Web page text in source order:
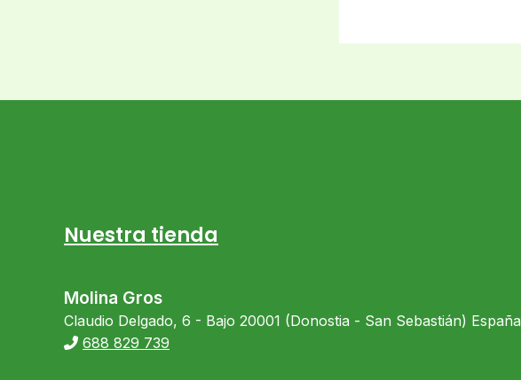
Nuestra tienda
Molina Gros
Claudio Delgado, 6 - Bajo 20001 (Donostia - San Sebastián) España
688 829 739